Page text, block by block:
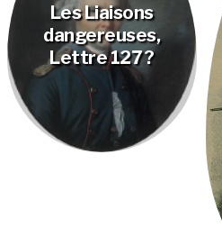
Les Liaisons
dangereuses,
Lettre 127 ?